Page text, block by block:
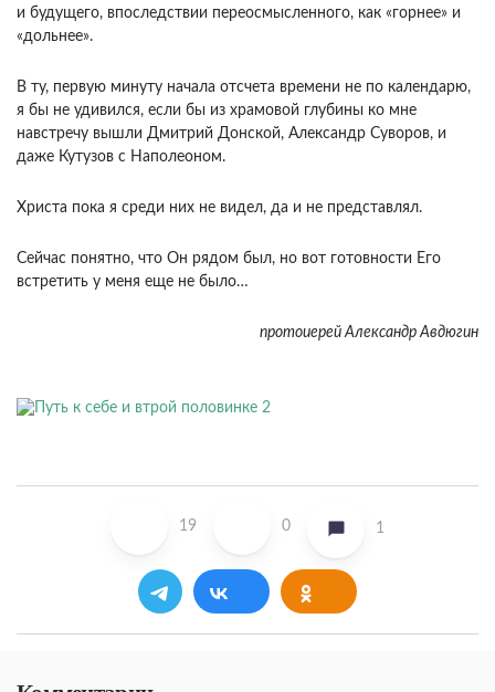
и будущего, впоследствии переосмысленного, как «горнее» и
«дольнее».
В ту, первую минуту начала отсчета времени не по календарю,
я бы не удивился, если бы из храмовой глубины ко мне
навстречу вышли Дмитрий Донской, Александр Суворов, и
даже Кутузов с Наполеоном.
Христа пока я среди них не видел, да и не представлял.
Сейчас понятно, что Он рядом был, но вот готовности Его
встретить у меня еще не было…
протоиерей Александр Авдюгин
19 0 1